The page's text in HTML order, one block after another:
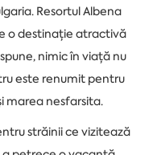
Resortul Albena
o destinație atractivă
nimic în viață nu
este renumit pentru
marea nesfarsita.
străinii ce vizitează